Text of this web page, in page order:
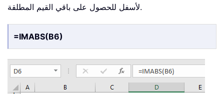
لأسفل للحصول على باقي القيم المطلقة.
=IMABS(B6)